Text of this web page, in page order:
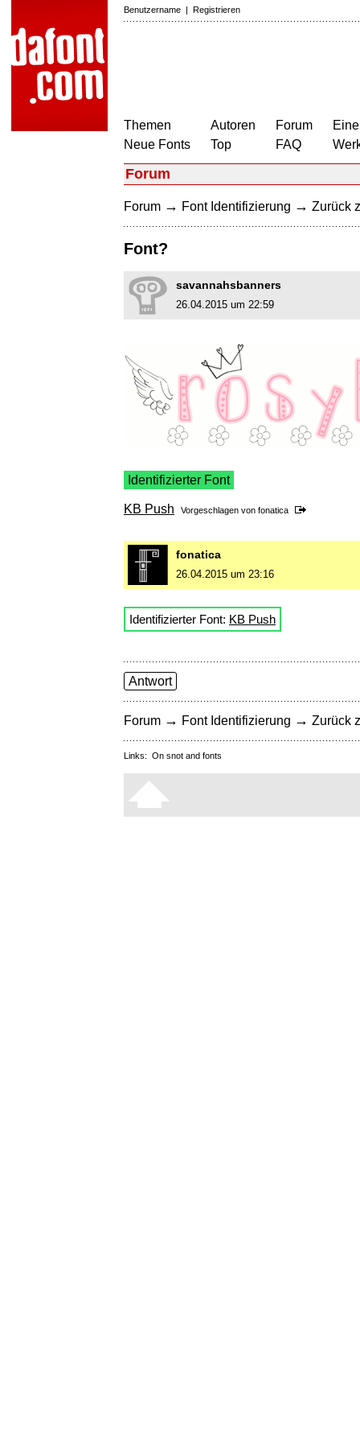
Benutzername | Registrieren
Themen
Neue Fonts
Autoren
Top
Forum
FAQ
Forum
Forum → Font Identifizierung → Zurück
Font?
savannahsbanners
26.04.2015 um 22:59
Identifizierter Font
KB Push Vorgeschlagen von fonatica
fonatica
26.04.2015 um 23:16
Identifizierter Font: KB Push
Antwort
Forum → Font Identifizierung → Zurück
Links: On snot and fonts